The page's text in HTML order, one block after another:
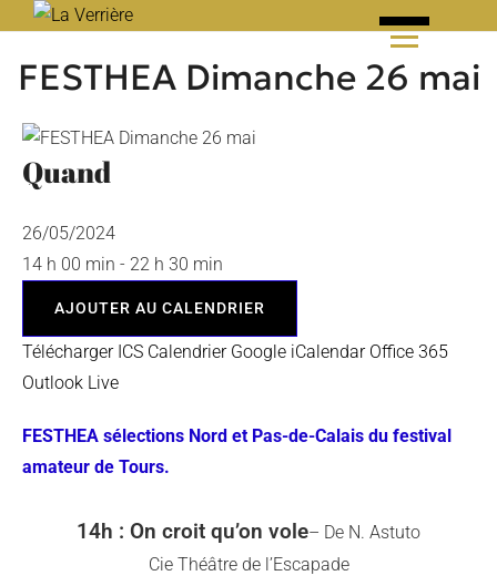
content
FESTHEA Dimanche 26 mai
Quand
26/05/2024
14 h 00 min - 22 h 30 min
AJOUTER AU CALENDRIER
Télécharger ICS Calendrier Google iCalendar Office 365
Outlook Live
FESTHEA sélections Nord et Pas-de-Calais du festival
amateur de Tours.
14h : On croit qu’on vole– De N. Astuto
Cie Théâtre de l’Escapade